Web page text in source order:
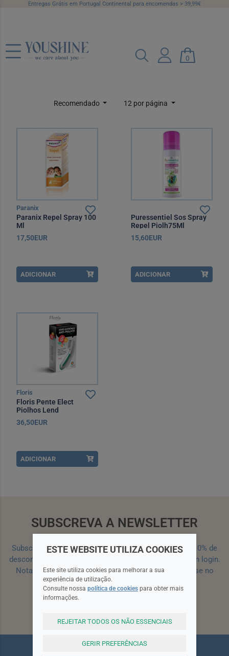
Entregas Grátis em Portugal Continental para encomendas > 39,99€
0
Prevenção
Recomendado 12 por página
Paranix
Paranix Repel Spray 100
Ml
17,50EUR
ADICIONAR
Puressentiel Sos Spray
Repel Piolh75Ml
15,60EUR
ADICIONAR
Floris
Floris Pente Elect
Piolhos Lend
36,50EUR
ADICIONAR
SUBSCREVA A NEWSLETTER
Subscreva a nossa newsletter e receba um cupão de 10% de
desconto para a sua próxima encomenda efetuada com login.
Nota: Para receber o cupão deverá primeiro registar-se no
site!Registar
ESTE WEBSITE UTILIZA COOKIES
Este site utiliza cookies para melhorar a sua
experiência de utilização.
Consulte nossa política de cookies para obter mais
informações.
REJEITAR TODOS OS NÃO ESSENCIAIS
GERIR PREFERÊNCIAS